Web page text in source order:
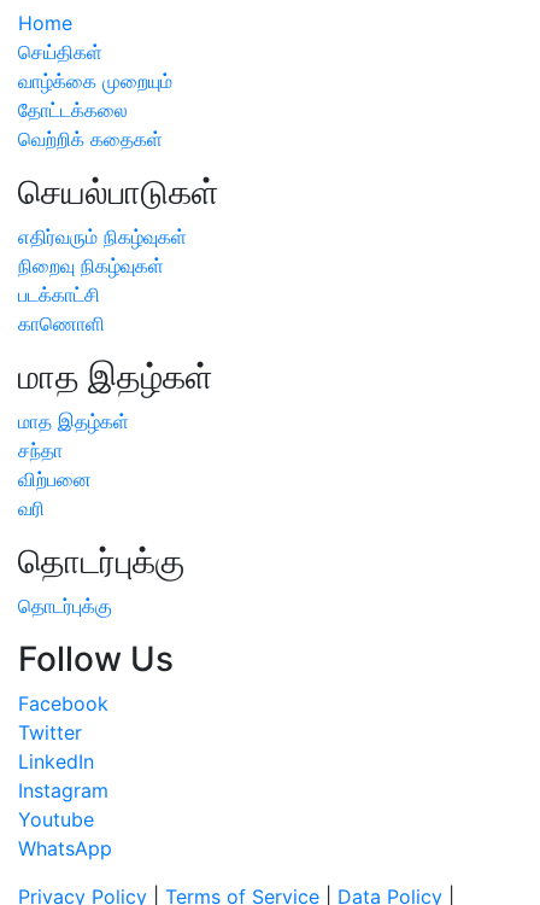
Home
செய்திகள்
வாழ்க்கை முறையும்
தோட்டக்கலை
வெற்றிக் கதைகள்
செயல்பாடுகள்
எதிர்வரும் நிகழ்வுகள்
நிறைவு நிகழ்வுகள்
படக்காட்சி
காணொளி
மாத இதழ்கள்
மாத இதழ்கள்
சந்தா
விற்பனை
வரி
தொடர்புக்கு
தொடர்புக்கு
Follow Us
Facebook
Twitter
LinkedIn
Instagram
Youtube
WhatsApp
Privacy Policy
Terms of Service Data Policy